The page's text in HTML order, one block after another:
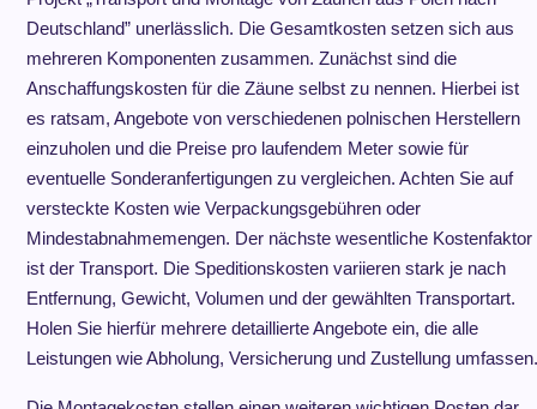
Deutschland” unerlässlich. Die Gesamtkosten setzen sich aus
mehreren Komponenten zusammen. Zunächst sind die
Anschaffungskosten für die Zäune selbst zu nennen. Hierbei ist
es ratsam, Angebote von verschiedenen polnischen Herstellern
einzuholen und die Preise pro laufendem Meter sowie für
eventuelle Sonderanfertigungen zu vergleichen. Achten Sie auf
versteckte Kosten wie Verpackungsgebühren oder
Mindestabnahmemengen. Der nächste wesentliche Kostenfaktor
ist der Transport. Die Speditionskosten variieren stark je nach
Entfernung, Gewicht, Volumen und der gewählten Transportart.
Holen Sie hierfür mehrere detaillierte Angebote ein, die alle
Leistungen wie Abholung, Versicherung und Zustellung umfassen.